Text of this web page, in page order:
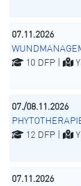
07.11.2026
10 DFP |
07./08.11.2026
12 DFP |
07.11.2026